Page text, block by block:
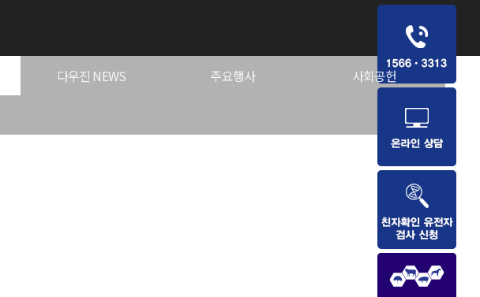
다우진 NEWS 주요행사 사회공헌